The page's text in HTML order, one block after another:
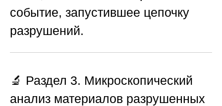
событие, запустившее цепочку
разрушений.
🔬 Раздел 3. Микроскопический
анализ материалов разрушенных